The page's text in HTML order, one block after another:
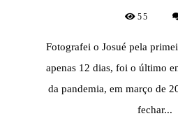
55
Fotografei o Josué pela
apenas 12 dias, foi o último
da pandemia, em março de
fechar...